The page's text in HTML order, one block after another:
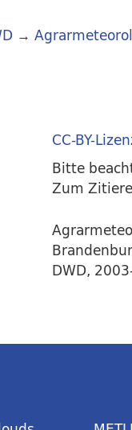
→
CC-BY-
Bitte
Zum
DWD,